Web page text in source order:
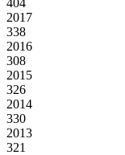
2017
338
2016
308
2015
326
2014
330
2013
321